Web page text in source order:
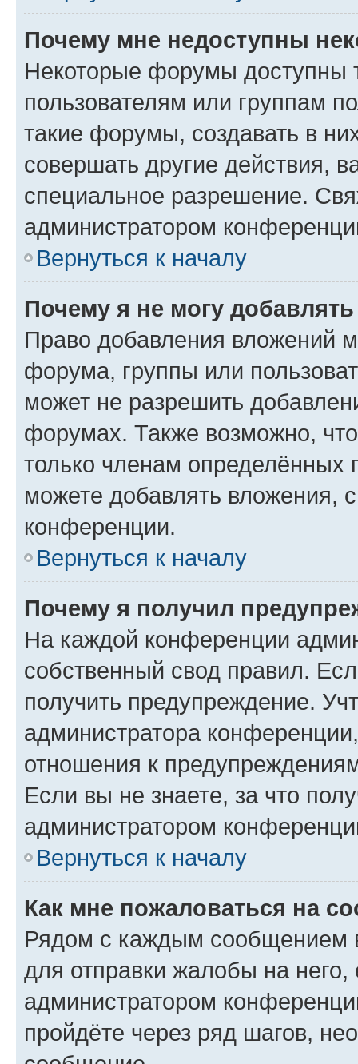
Почему мне недоступны
Некоторые форумы доступны
пользователям или группам
такие форумы, создавать в
совершать другие действия,
специальное разрешение.
администратором
Вернуться к началу
Почему я не могу
Право добавления вложений
форума, группы или
может не разрешить
форумах. Также возможно,
только членам определённых
можете добавлять вложения,
конференции.
Вернуться к началу
Почему я получил
На каждой конференции
собственный свод правил.
получить предупреждение.
администратора
отношения к
Если вы не знаете, за что
администратором
Вернуться к началу
Как мне пожаловаться на
Рядом с каждым сообщением
для отправки жалобы на
администратором
пройдёте через ряд шагов,